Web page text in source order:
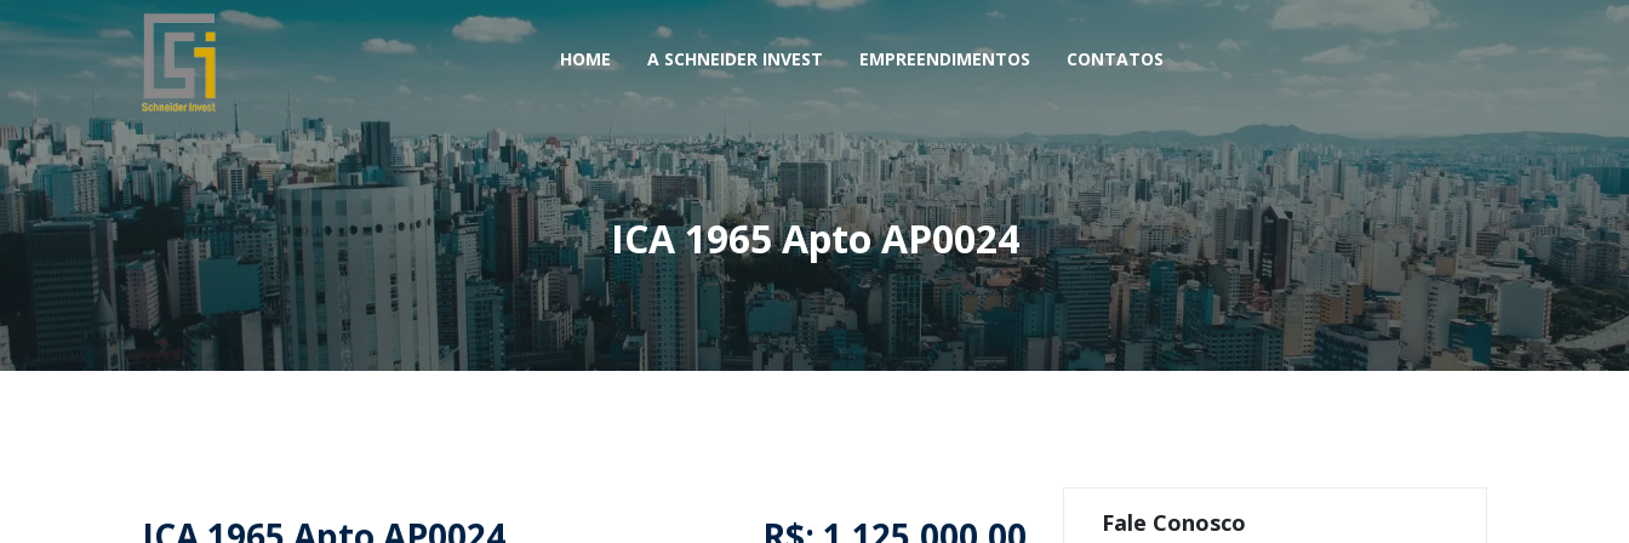
HOME A SCHNEIDER INVEST EMPREENDIMENTOS CONTATOS
ICA 1965 Apto AP0024
Fale Conosco